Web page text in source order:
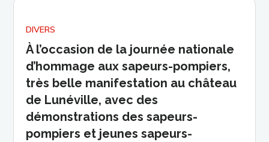
DIVERS
À l’occasion de la journée nationale
d’hommage aux sapeurs-pompiers,
très belle manifestation au château
de Lunéville, avec des
démonstrations des sapeurs-
pompiers et jeunes sapeurs-